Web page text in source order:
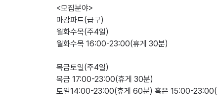
<모집분야>
마감파트(급구)
월화수목(주4일)
월화수목 16:00-23:00(휴게 30분)
목금토일(주4일)
목금 17:00-23:00(휴게 30분)
토일14:00-23:00(휴게 60분) 혹은 15:00-23:00(